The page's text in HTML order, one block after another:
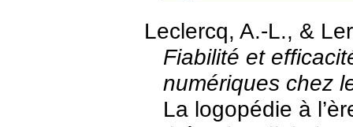
Leclercq, A.-L., &
Fiabilité et
numériques chez
La logopédie à